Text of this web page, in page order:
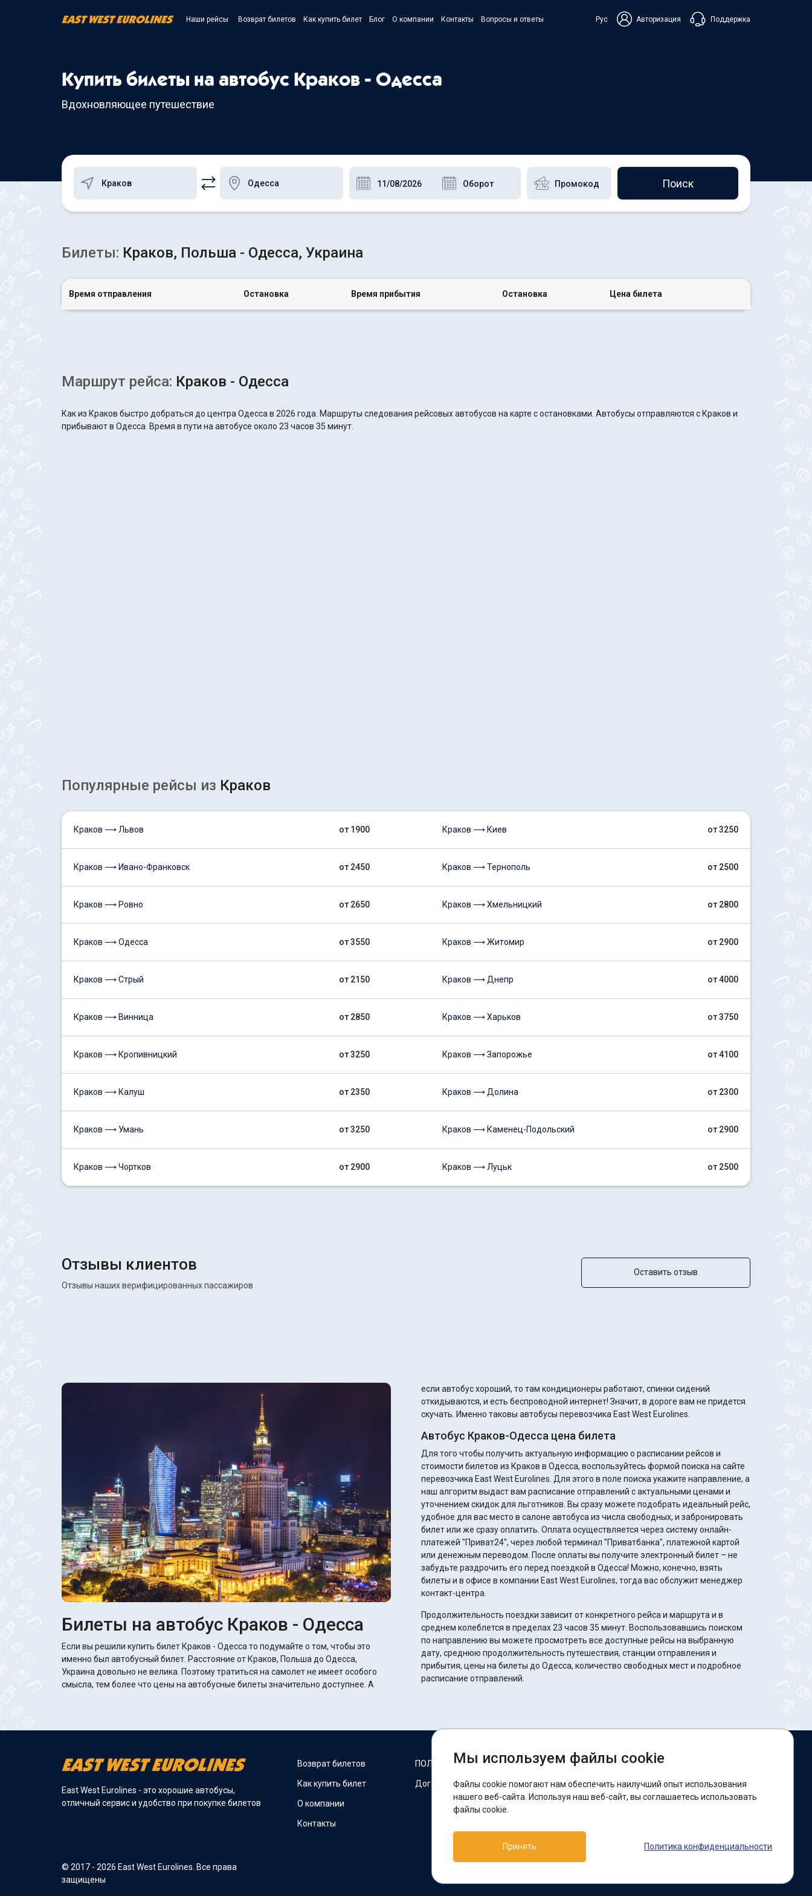
Наши рейсы Возврат билетов Как купить билет Блог О компании Контакты Вопросы и ответы Рус Авторизация Поддержка
Чат в Messenger
Купить билеты на автобус Краков - Одесса
Вдохновляющее путешествие
Поиск
Билеты: Краков, Польша - Одесса, Украина
Время отправления Остановка Время прибытия Остановка Цена билета
Маршрут рейса: Краков - Одесса
Как из Краков быстро добраться до центра Одесса в 2026 года. Маршруты следования рейсовых автобусов на карте с остановками. Автобусы отправляются с Краков и
прибывают в Одесса. Время в пути на автобусе около 23 часов 35 минут.
Популярные рейсы из Краков
Краков ⟶ Львов от 1900
Краков ⟶ Ивано-Франковск от 2450
Краков ⟶ Ровно от 2650
Краков ⟶ Одесса от 3550
Краков ⟶ Стрый от 2150
Краков ⟶ Винница от 2850
Краков ⟶ Кропивницкий от 3250
Краков ⟶ Калуш от 2350
Краков ⟶ Умань от 3250
Краков ⟶ Чортков от 2900
Краков ⟶ Киев от 3250
Краков ⟶ Тернополь от 2500
Краков ⟶ Хмельницкий от 2800
Краков ⟶ Житомир от 2900
Краков ⟶ Днепр от 4000
Краков ⟶ Харьков от 3750
Краков ⟶ Запорожье от 4100
Краков ⟶ Долина от 2300
Краков ⟶ Каменец-Подольский от 2900
Краков ⟶ Луцьк от 2500
Отзывы клиентов
Отзывы наших верифицированных пассажиров
Оставить отзыв
Билеты на автобус Краков - Одесса
Если вы решили купить билет Краков - Одесса то подумайте о том, чтобы это
именно был автобусный билет. Расстояние от Краков, Польша до Одесса,
Украина довольно не велика. Поэтому тратиться на самолет не имеет особого
смысла, тем более что цены на автобусные билеты значительно доступнее. А
если автобус хороший, то там кондиционеры работают, спинки сидений
откидываются, и есть беспроводной интернет! Значит, в дороге вам не придется
скучать. Именно таковы автобусы перевозчика East West Eurolines.
Автобус Краков-Одесса цена билета
Для того чтобы получить актуальную информацию о расписании рейсов и
стоимости билетов из Краков в Одесса, воспользуйтесь формой поиска на сайте
перевозчика East West Eurolines. Для этого в поле поиска укажите направление, а
наш алгоритм выдаст вам расписание отправлений с актуальными ценами и
уточнением скидок для льготников. Вы сразу можете подобрать идеальный рейс,
удобное для вас место в салоне автобуса из числа свободных, и забронировать
билет или же сразу оплатить. Оплата осуществляется через систему онлайн-
платежей "Приват24", через любой терминал "Приватбанка", платежной картой
или денежным переводом. После оплаты вы получите электронный билет – не
забудьте раздрочить его перед поездкой в Одесса! Можно, конечно, взять
билеты и в офисе в компании East West Eurolines, тогда вас обслужит менеджер
контакт-центра.
Продолжительность поездки зависит от конкретного рейса и маршрута и в
среднем колеблется в пределах 23 часов 35 минут. Воспользовавшись поиском
по направлению вы можете просмотреть все доступные рейсы на выбранную
дату, среднюю продолжительность путешествия, станции отправления и
прибытия, цены на билеты до Одесса, количество свободных мест и подробное
расписание отправлений.
East West Eurolines - это хорошие автобусы,
отличный сервис и удобство при покупке билетов
© 2017 - 2026 East West Eurolines. Все права
защищены
Возврат билетов
Как купить билет
О компании
Контакты
ПОЛИТИКА COOKIES
Договор оферты
Мы в соцсетях:
Facebook
Поддержка:
Telegram-бот
Мы используем файлы cookie
Файлы cookie помогают нам обеспечить наилучший опыт использования
нашего веб-сайта. Используя наш веб-сайт, вы соглашаетесь использовать
файлы cookie.
Принять Политика конфиденциальности